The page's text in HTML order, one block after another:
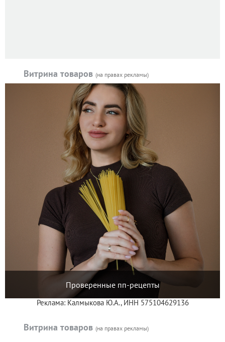
Витрина товаров (на правах рекламы)
Проверенные пп-рецепты
Реклама: Калмыкова Ю.А., ИНН 575104629136
Витрина товаров (на правах рекламы)